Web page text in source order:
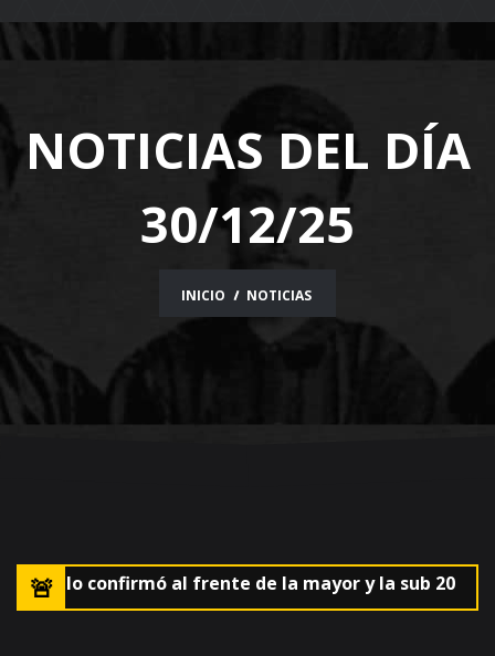
NOTICIAS DEL DÍA
30/12/25
INICIO NOTICIAS
lo confirmó al frente de la mayor y la sub 20